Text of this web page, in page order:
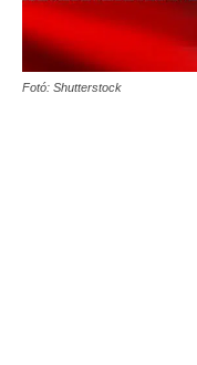
Fotó: Shutterstock